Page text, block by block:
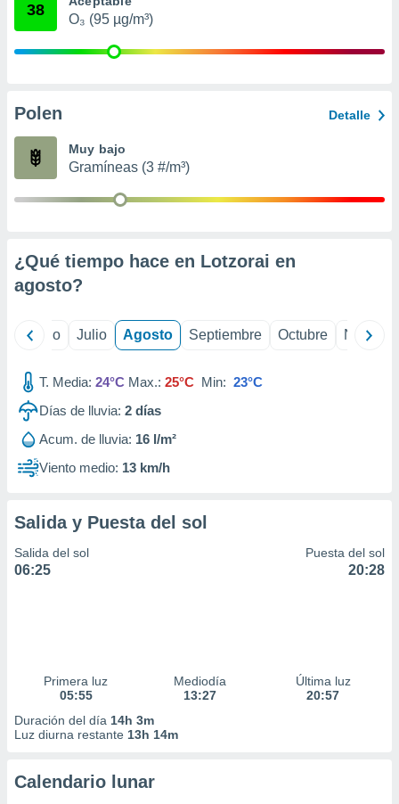
publicidad
de
1199
38
O₃ (95 µg/m³)
Polen Detalle
Muy bajo
Gramíneas (3 #/m³)
¿Qué tiempo hace en Lotzorai en
agosto?
Junio Julio Agosto Septiembre Octubre
T. Media: 24°C Max.: 25°C Min: 23°C
Días de lluvia: 2 días
Acum. de lluvia: 16 l/m²
Viento medio: 13 km/h
Salida y Puesta del sol
Salida del sol
06:25
Puesta del sol
20:28
Primera luz
05:55
Mediodía
13:27
Última luz
20:57
Duración del día 14h 3m
Luz diurna restante 13h 14m
Calendario lunar